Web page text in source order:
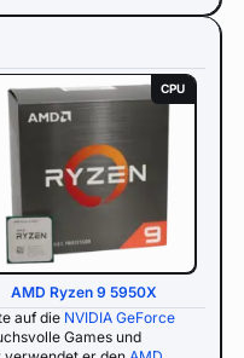
CPU
AMD Ryzen 9 5950X
auf die NVIDIA GeForce
Games und